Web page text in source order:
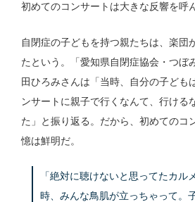
初めてのコンサートは大きな反響を呼
自閉症の子どもを持つ親たちは、楽団
たという。「愛知県自閉症協会・つぼ
田ひろみさんは「当時、自分の子ども
ンサートに親子で行くなんて、行ける
た」と振り返る。だから、初めてのコ
憶は鮮明だ。
「絶対に聴けないと思ってたカル
時、みんな鳥肌が立っちゃって。